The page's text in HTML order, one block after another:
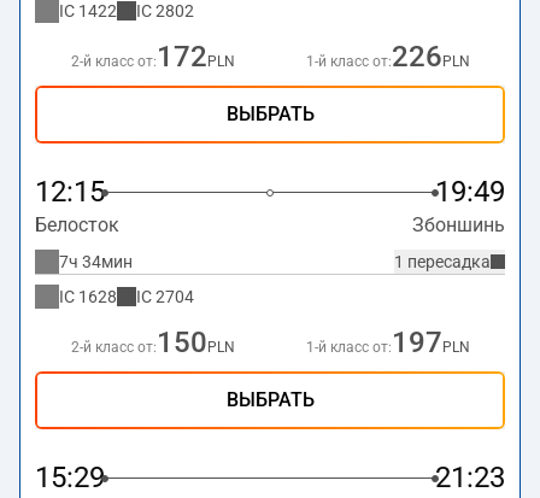
IC 1422 IC2802
2-й класс от: 172 PLN 1-й класс от:226 PLN
ВЫБРАТЬ
12:15 19:49
Белосток Збоншинь
1 пересадка
7ч 34мин
IC 1628 IC2704
2-й класс от: 150 PLN 1-й класс от: 197 PLN
ВЫБРАТЬ
15:29 21:23